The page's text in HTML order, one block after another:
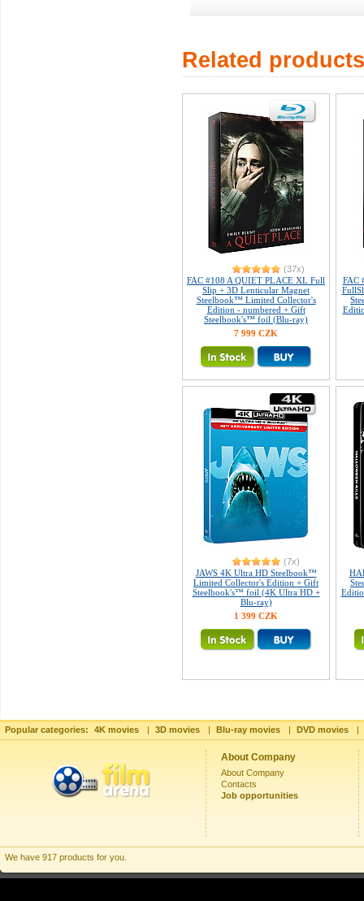
Related products
(37x)
FAC #108 A QUIET PLACE XL Full
Slip + 3D Lenticular Magnet
Steelbook™ Limited Collector's
Edition - numbered + Gift
Steelbook's™ foil (Blu-ray)
7 999 CZK
FAC
(7x)
JAWS 4K Ultra HD Steelbook™
Limited Collector's Edition + Gift
Steelbook's™ foil (4K Ultra HD +
Blu-ray)
1 399 CZK
Popular categories: 4K movies | 3D movies | Blu-ray movies | DVD movies |
About Company
About Company
Contacts
Job opportunities
We have 917 products for you.